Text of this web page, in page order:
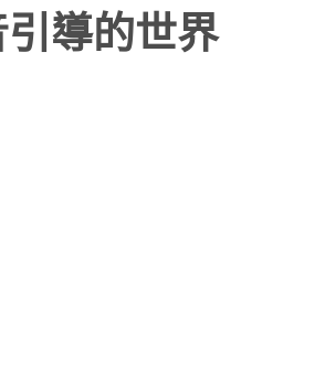
引導的世界